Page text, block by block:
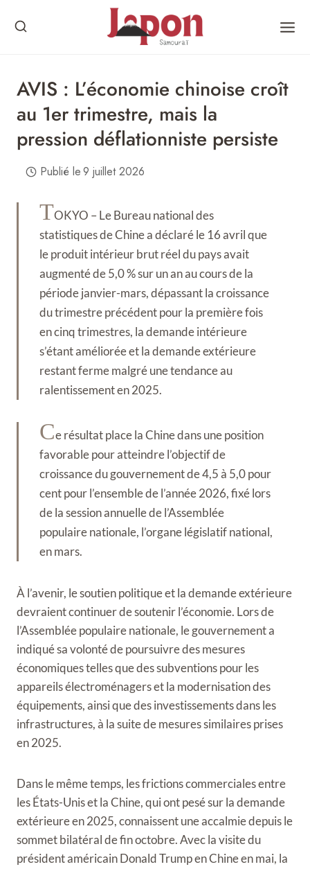
AVIS : L’économie chinoise croît
au 1er trimestre, mais la
pression déflationniste persiste
Publié le9 juillet 2026
TOKYO – Le Bureau national des
statistiques de Chine a déclaré le 16 avril que
le produit intérieur brut réel du pays avait
augmenté de 5,0 % sur un an au cours de la
période janvier-mars, dépassant la croissance
du trimestre précédent pour la première fois
en cinq trimestres, la demande intérieure
s’étant améliorée et la demande extérieure
restant ferme malgré une tendance au
ralentissement en 2025.
Ce résultat place la Chine dans une position
favorable pour atteindre l’objectif de
croissance du gouvernement de 4,5 à 5,0 pour
cent pour l’ensemble de l’année 2026, fixé lors
de la session annuelle de l’Assemblée
populaire nationale, l’organe législatif national,
en mars.
À l’avenir, le soutien politique et la demande extérieure
devraient continuer de soutenir l’économie. Lors de
l’Assemblée populaire nationale, le gouvernement a
indiqué sa volonté de poursuivre des mesures
économiques telles que des subventions pour les
appareils électroménagers et la modernisation des
équipements, ainsi que des investissements dans les
infrastructures, à la suite de mesures similaires prises
en 2025.
Dans le même temps, les frictions commerciales entre
les États-Unis et la Chine, qui ont pesé sur la demande
extérieure en 2025, connaissent une accalmie depuis le
sommet bilatéral de fin octobre. Avec la visite du
président américain Donald Trump en Chine en mai, la